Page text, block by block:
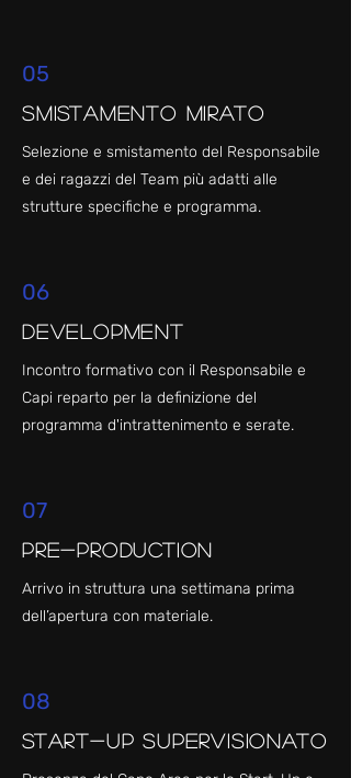
05
Smistamento Mirato
Selezione e smistamento del Responsabile
e dei ragazzi del Team più adatti alle
strutture specifiche e programma.
06
Development
Incontro formativo con il Responsabile e
Capi reparto per la definizione del
programma d'intrattenimento e serate.
07
Pre-production
Arrivo in struttura una settimana prima
dell’apertura con materiale.
08
Start-Up Supervisionato